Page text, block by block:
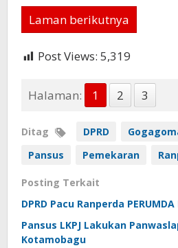
Laman berikutnya
Post Views: 5,319
Halaman: 1 2 3
Ditag DPRD
Pansus
Pemekaran
Posting Terkait
DPRD Pacu Ranperda
Pansus LKPJ Lakukan
Kotamobagu